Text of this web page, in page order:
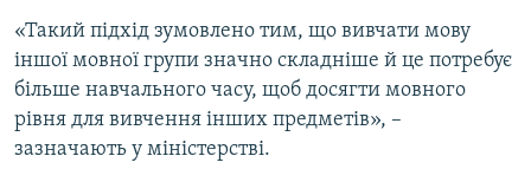
«Такий підхід зумовлено тим, що вивчати мову
іншої мовної групи значно складніше й це потребує
більше навчального часу, щоб досягти мовного
рівня для вивчення інших предметів», –
зазначають у міністерстві.